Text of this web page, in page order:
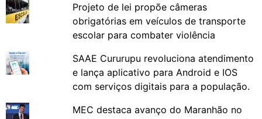
Projeto de lei propõe câmeras
obrigatórias em veículos de transporte
escolar para combater violência
SAAE Cururupu revoluciona atendimento
e lança aplicativo para Android e IOS
com serviços digitais para a população.
MEC destaca avanço do Maranhão no